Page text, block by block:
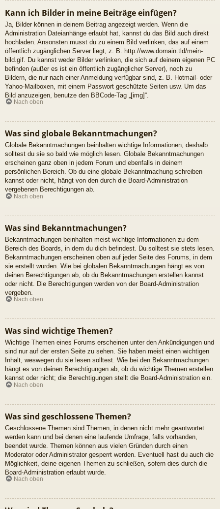
Kann ich Bilder in meine Beiträge einfügen?
Ja, Bilder können in deinem Beitrag angezeigt werden. Wenn die
Administration Dateianhänge erlaubt hat, kannst du das Bild auch direkt
hochladen. Ansonsten musst du zu einem Bild verlinken, das auf einem
öffentlich zugänglichen Server liegt, z. B. http://www.domain.tld/mein-
bild.gif. Du kannst weder Bilder verlinken, die sich auf deinem eigenen PC
befinden (außer es ist ein öffentlich zugänglicher Server), noch zu
Bildern, die nur nach einer Anmeldung verfügbar sind, z. B. Hotmail- oder
Yahoo-Mailboxen, mit einem Passwort geschützte Seiten usw. Um das
Bild anzuzeigen, benutze den BBCode-Tag „[img]“.
Nach oben
Was sind globale Bekanntmachungen?
Globale Bekanntmachungen beinhalten wichtige Informationen, deshalb
solltest du sie so bald wie möglich lesen. Globale Bekanntmachungen
erscheinen ganz oben in jedem Forum und ebenfalls in deinem
persönlichen Bereich. Ob du eine globale Bekanntmachung schreiben
kannst oder nicht, hängt von den durch die Board-Administration
vergebenen Berechtigungen ab.
Nach oben
Was sind Bekanntmachungen?
Bekanntmachungen beinhalten meist wichtige Informationen zu dem
Bereich des Boards, in dem du dich befindest. Du solltest sie stets lesen.
Bekanntmachungen erscheinen oben auf jeder Seite des Forums, in dem
sie erstellt wurden. Wie bei globalen Bekanntmachungen hängt es von
deinen Berechtigungen ab, ob du Bekanntmachungen erstellen kannst
oder nicht. Die Berechtigungen werden von der Board-Administration
vergeben.
Nach oben
Was sind wichtige Themen?
Wichtige Themen eines Forums erscheinen unter den Ankündigungen und
sind nur auf der ersten Seite zu sehen. Sie haben meist einen wichtigen
Inhalt, weswegen du sie lesen solltest. Wie bei den Bekanntmachungen
hängt es von deinen Berechtigungen ab, ob du wichtige Themen erstellen
kannst oder nicht; die Berechtigungen stellt die Board-Administration ein.
Nach oben
Was sind geschlossene Themen?
Geschlossene Themen sind Themen, in denen nicht mehr geantwortet
werden kann und bei denen eine laufende Umfrage, falls vorhanden,
beendet wurde. Themen können aus vielen Gründen durch einen
Moderator oder Administrator gesperrt werden. Eventuell hast du auch die
Möglichkeit, deine eigenen Themen zu schließen, sofern dies durch die
Board-Administration erlaubt wurde.
Nach oben